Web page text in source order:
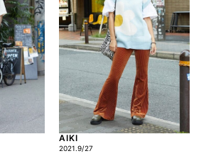
AIKI
2021.9/27